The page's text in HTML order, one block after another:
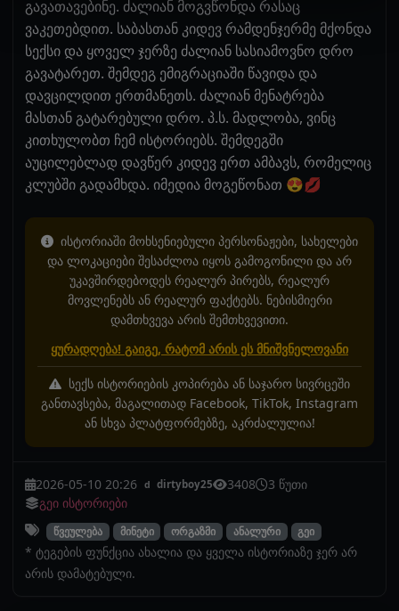
გავათავებინე. ძალიან მოგვწონდა რასაც
ვაკეთებდით. საბასთან კიდევ რამდენჯერმე მქონდა
სექსი და ყოველ ჯერზე ძალიან სასიამოვნო დრო
გავატარეთ. შემდეგ ემიგრაციაში წავიდა და
დავცილდით ერთმანეთს. ძალიან მენატრება
მასთან გატარებული დრო. პ.ს. მადლობა, ვინც
კითხულობთ ჩემ ისტორიებს. შემდეგში
აუცილებლად დავწერ კიდევ ერთ ამბავს, რომელიც
კლუბში გადამხდა. იმედია მოგეწონათ 😍💋
ისტორიაში მოხსენიებული პერსონაჟები, სახელები
და ლოკაციები შესაძლოა იყოს გამოგონილი და არ
უკავშირდებოდეს რეალურ პირებს, რეალურ
მოვლენებს ან რეალურ ფაქტებს. ნებისმიერი
დამთხვევა არის შემთხვევითი.
ყურადღება! გაიგე, რატომ არის ეს მნიშვნელოვანი
სექს ისტორიების კოპირება ან საჯარო სივრცეში
განთავსება, მაგალითად Facebook, TikTok, Instagram
ან სხვა პლატფორმებზე, აკრძალულია!
2026-05-10 20:26 d dirtyboy25 3408
3 წუთი
გეი ისტორიები
წვეულება მინეტი ორგაზმი ანალური გეი
* ტეგების ფუნქცია ახალია და ყველა ისტორიაზე ჯერ არ
არის დამატებული.